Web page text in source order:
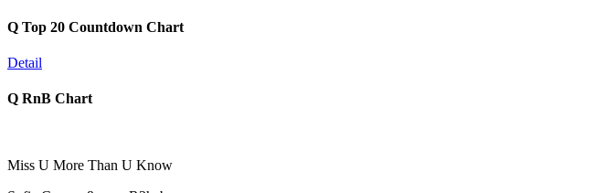
Q Top 20 Countdown Chart
Detail
Q RnB Chart
Miss U More Than U Know